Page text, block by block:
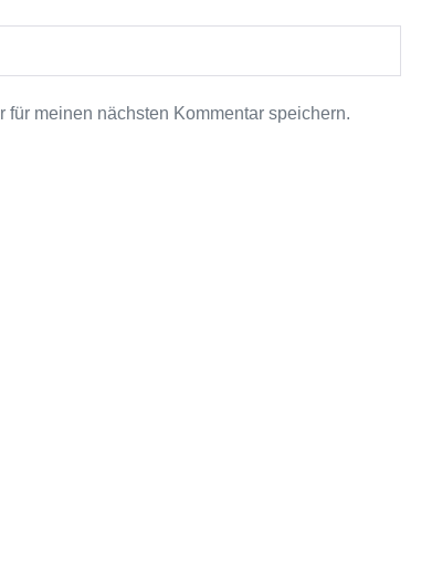
meinen nächsten Kommentar speichern.